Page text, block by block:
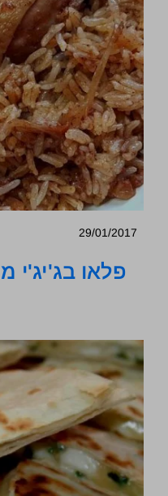
29/01/2017
פלאו בג'יג'י